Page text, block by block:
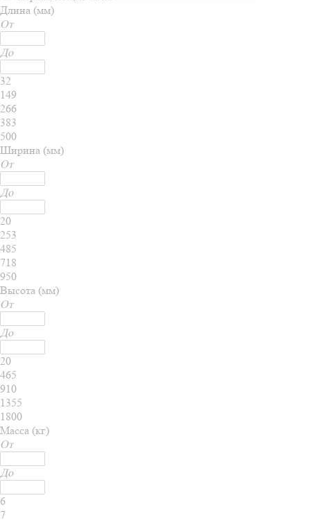
Длина (мм)
От
До
32
149
266
383
500
Ширина (мм)
От
До
20
253
485
718
950
Высота (мм)
От
До
20
465
910
1355
1800
Масса (кг)
От
До
6
7